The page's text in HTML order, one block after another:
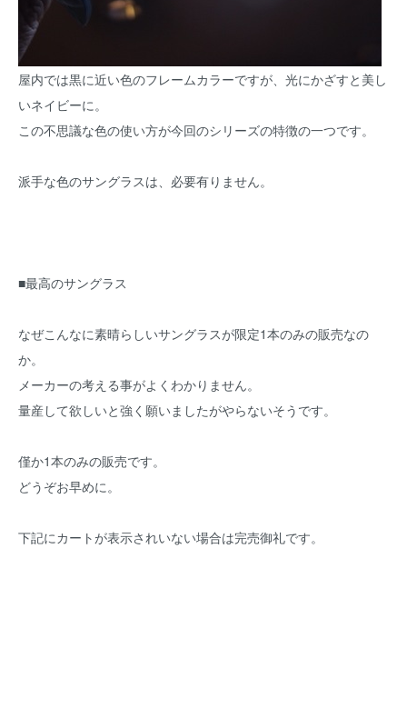
屋内では黒に近い色のフレームカラーですが、光にかざすと美し
いネイビーに。
この不思議な色の使い方が今回のシリーズの特徴の一つです。
派手な色のサングラスは、必要有りません。
■最高のサングラス
なぜこんなに素晴らしいサングラスが限定1本のみの販売なの
か。
メーカーの考える事がよくわかりません。
量産して欲しいと強く願いましたがやらないそうです。
僅か1本のみの販売です。
どうぞお早めに。
下記にカートが表示されいない場合は完売御礼です。